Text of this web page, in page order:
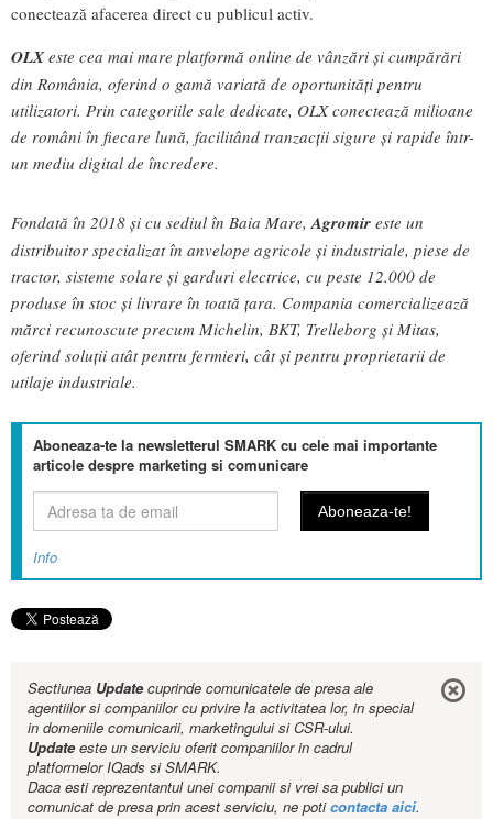
conectează afacerea direct cu publicul activ.
OLXeste cea mai mare platformă online de vânzări și cumpărări
din România, oferind o gamă variată de oportunități pentru
utilizatori. Prin categoriile sale dedicate, OLX conectează milioane
de români în fiecare lună, facilitând tranzacții sigure și rapide într-
un mediu digital de încredere.
Fondată în 2018 și cu sediul în Baia Mare,Agromir este un
distribuitor specializat în anvelope agricole și industriale, piese de
tractor, sisteme solare și garduri electrice, cu peste 12.000 de
produse în stoc și livrare în toată țara. Compania comercializează
mărci recunoscute precum Michelin, BKT, Trelleborg și Mitas,
oferind soluții atât pentru fermieri, cât și pentru proprietarii de
utilaje industriale.
Aboneaza-te la newsletterul SMARK cu cele mai importante
articole despre marketing si comunicare
Info
Sectiunea Updatecuprinde comunicatele de presa ale
agentiilor si companiilor cu privire la activitatea lor, in special
in domeniile comunicarii, marketingului si CSR-ului.
Updateeste un serviciu oferit companiilor in cadrul
platformelor IQads si SMARK.
Daca esti reprezentantul unei companii si vrei sa publici un
comunicat de presa prin acest serviciu, ne poticontacta aici.